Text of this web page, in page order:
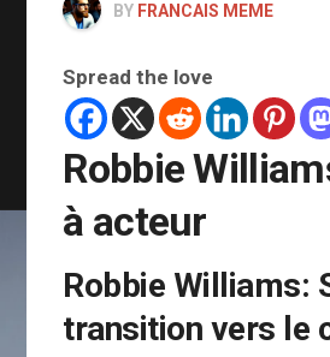
BY FRANCAIS MEME
Spread the love
Robbie
à acteur
Robbie Williams:
transition vers le